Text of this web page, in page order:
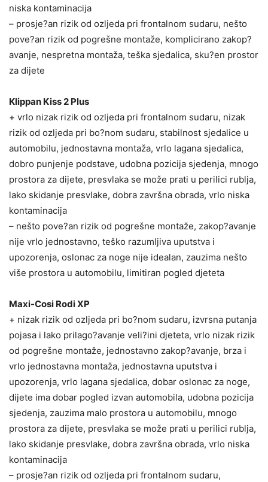
niska kontaminacija
– prosje?an rizik od ozljeda pri frontalnom sudaru, nešto
pove?an rizik od pogrešne montaže, komplicirano zakop?
avanje, nespretna montaža, teška sjedalica, sku?en prostor
za dijete
Klippan Kiss 2 Plus
+ vrlo nizak rizik od ozljeda pri frontalnom sudaru, nizak
rizik od ozljeda pri bo?nom sudaru, stabilnost sjedalice u
automobilu, jednostavna montaža, vrlo lagana sjedalica,
dobro punjenje podstave, udobna pozicija sjedenja, mnogo
prostora za dijete, presvlaka se može prati u perilici rublja,
lako skidanje presvlake, dobra završna obrada, vrlo niska
kontaminacija
– nešto pove?an rizik od pogrešne montaže, zakop?avanje
nije vrlo jednostavno, teško razumljiva uputstva i
upozorenja, oslonac za noge nije idealan, zauzima nešto
više prostora u automobilu, limitiran pogled djeteta
Maxi-Cosi Rodi XP
+ nizak rizik od ozljeda pri bo?nom sudaru, izvrsna putanja
pojasa i lako prilago?avanje veli?ini djeteta, vrlo nizak rizik
od pogrešne montaže, jednostavno zakop?avanje, brza i
vrlo jednostavna montaža, jednostavna uputstva i
upozorenja, vrlo lagana sjedalica, dobar oslonac za noge,
dijete ima dobar pogled izvan automobila, udobna pozicija
sjedenja, zauzima malo prostora u automobilu, mnogo
prostora za dijete, presvlaka se može prati u perilici rublja,
lako skidanje presvlake, dobra završna obrada, vrlo niska
kontaminacija
– prosje?an rizik od ozljeda pri frontalnom sudaru,